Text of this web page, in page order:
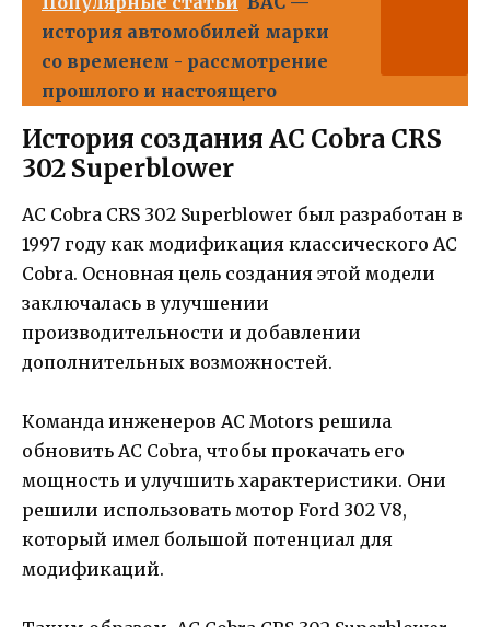
история автомобилей марки
со временем - рассмотрение
прошлого и настоящего
История создания AC Cobra CRS
302 Superblower
AC Cobra CRS 302 Superblower был разработан в
1997 году как модификация классического AC
Cobra. Основная цель создания этой модели
заключалась в улучшении
производительности и добавлении
дополнительных возможностей.
Команда инженеров AC Motors решила
обновить AC Cobra, чтобы прокачать его
мощность и улучшить характеристики. Они
решили использовать мотор Ford 302 V8,
который имел большой потенциал для
модификаций.